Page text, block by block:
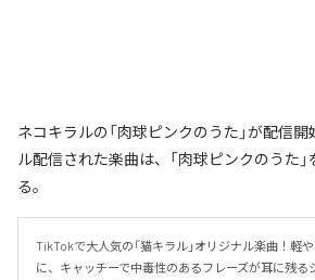
ネコキラルの「肉球ピンクのうた」が配信
ル配信された楽曲は、「肉球ピンクのうた
る。
TikTokで大人気の「猫キラル」オリジナル楽曲！軽
に、キャッチーで中毒性のあるフレーズが耳に残る